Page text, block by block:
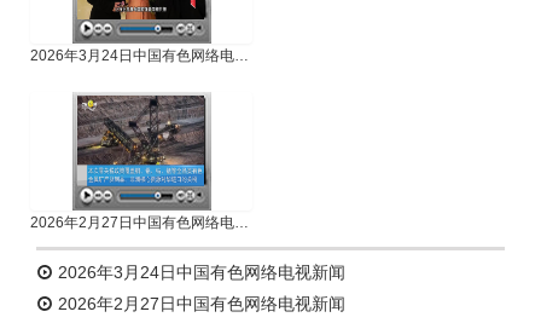
2026年3月24日中国有色网络电视新闻
2026年2月27日中国有色网络电视新闻
2026年3月24日中国有色网络电视新闻
2026年2月27日中国有色网络电视新闻